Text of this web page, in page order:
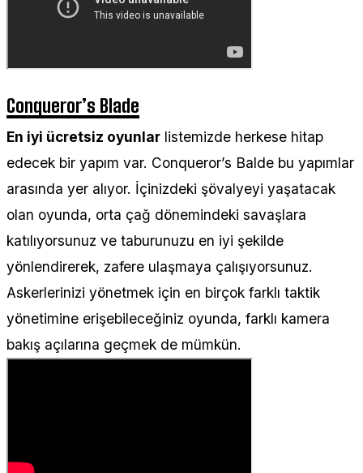
Conqueror’s Blade
En iyi ücretsiz oyunlar listemizde herkese hitap
edecek bir yapım var. Conqueror’s Balde bu yapımlar
arasında yer alıyor. İçinizdeki şövalyeyi yaşatacak
olan oyunda, orta çağ dönemindeki savaşlara
katılıyorsunuz ve taburunuzu en iyi şekilde
yönlendirerek, zafere ulaşmaya çalışıyorsunuz.
Askerlerinizi yönetmek için en birçok farklı taktik
yönetimine erişebileceğiniz oyunda, farklı kamera
bakış açılarına geçmek de mümkün.